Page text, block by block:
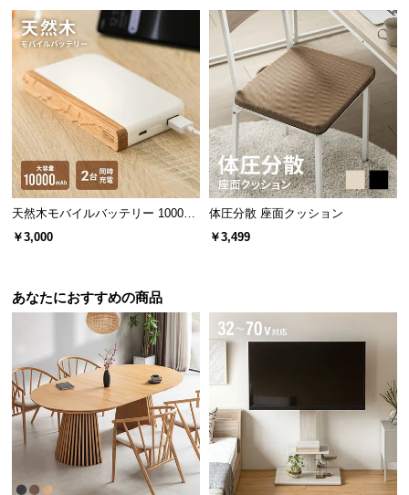
ランドリーラックとして
オープン棚を活かしてランドリーラックにも。天然
木の優しい質感で、温かく彩ります。
広々とした棚板
シェルフの棚は下段になるにつれて奥行きが長くな
り、工夫次第で広々と使うことができます。
天然木モバイルバッテリー 10000m
Ah USB-C/USB-A 2台同時充電対応
￥3,000
体圧分散 座面クッション
￥3,499
あなたにおすすめの商品